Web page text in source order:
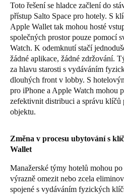
Spain
Español
Portugal
Português
Italy
Italiano
Russian
Poland
Polski
Toto řešení se hladce začlení do
přístup Salto Space pro hotely. S
Apple Wallet tak mohou hosté
společných prostor pouze pomocí
Watch. K odemknutí stačí
žádné aplikace, žádné zdržování.
za hlavu starosti s vydáváním
dlouhých front v lobby. S
pro iPhone a Apple Watch mohou
zefektivnit distribuci a správu klíčů
objektu.
Změna v procesu ubytování s
Wallet
Manažerské týmy hotelů mohou
výrazně omezit nebo zcela
spojené s vydáváním fyzických